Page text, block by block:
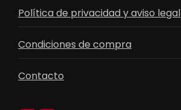
Política de privacidad y aviso legal
Condiciones de compra
Contacto